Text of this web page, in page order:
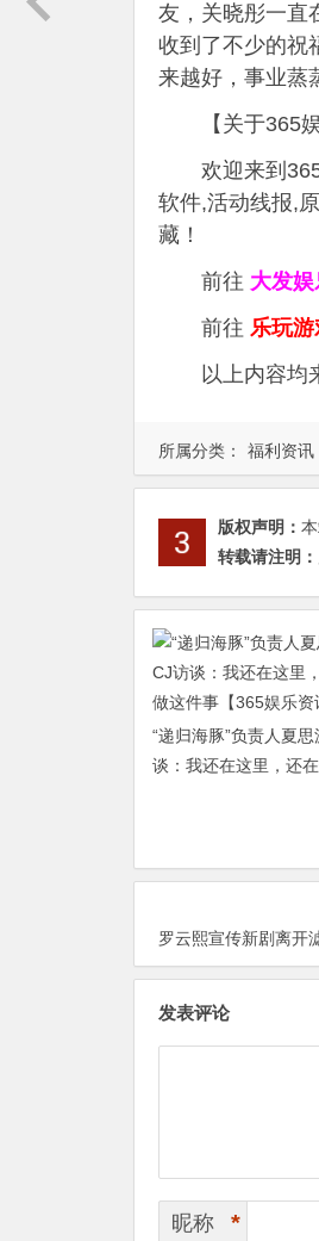
所属分类： 福利资讯
友，关晓彤一直
收到了不少的祝
来越好，事业蒸
【关于365
欢迎来到
软件,活动线报,
藏！
前往 大发娱
前往 乐玩
以上内容均
版权声明：
转载请注明：
“递归海豚”负责人夏
谈：我还在这里，还
罗云熙宣传新剧离开滤镜修图后
发表评论
昵称 *